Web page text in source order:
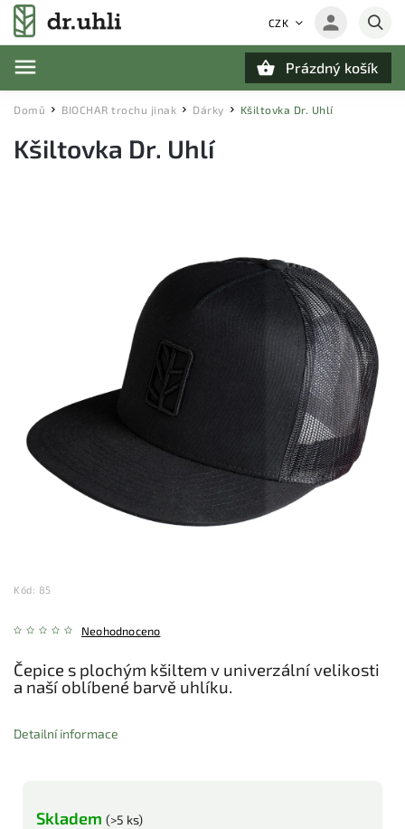
CZK
Prázdný košík
Domů / BIOCHAR trochu jinak / Dárky / Kšiltovka Dr. Uhlí
Kšiltovka Dr. Uhlí
Kód: 85
Neohodnoceno
Skladem (>5 ks)
Čepice s plochým kšiltem v univerzální velikosti
a naší oblíbené barvě uhlíku.
Detailní informace